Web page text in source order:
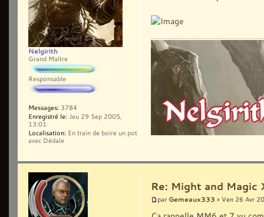
Nelgirith
Grand Maître
Responsable
Messages: 3784
Enregistré le: Jeu 29 Sep 2005,
13:01
Localisation: En train de boire un pot
avec Dédale
Re: Might and Magic
par Gemeaux333 » Ven 26 Avr